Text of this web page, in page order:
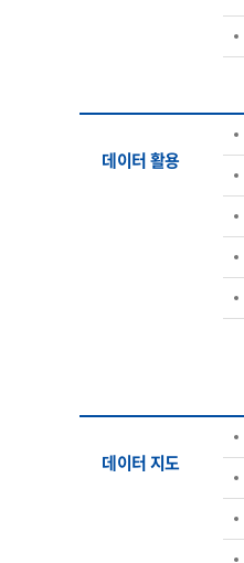
데이터 활용
데이터 지도